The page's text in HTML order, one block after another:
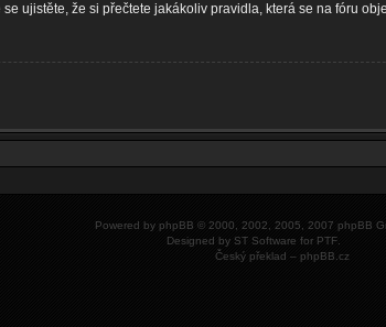
ujistěte, že si přečtete jakákoliv pravidla, která se na fóru
Powered by phpBB © 2000, 2002, 2005, 2007 phpBB
Designed by ST Software for PTF.
Český překlad – phpBB.cz